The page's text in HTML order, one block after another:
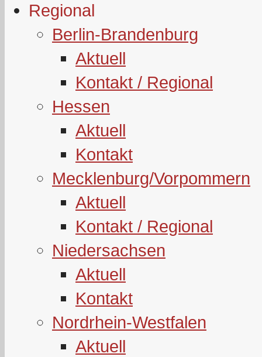
Regional
Berlin-Brandenburg
Aktuell
Kontakt / Regional
Hessen
Aktuell
Kontakt
Mecklenburg/Vorpommern
Aktuell
Kontakt / Regional
Niedersachsen
Aktuell
Kontakt
Nordrhein-Westfalen
Aktuell